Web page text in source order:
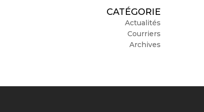
CATÉGORIE
Actualités
Courriers
Archives